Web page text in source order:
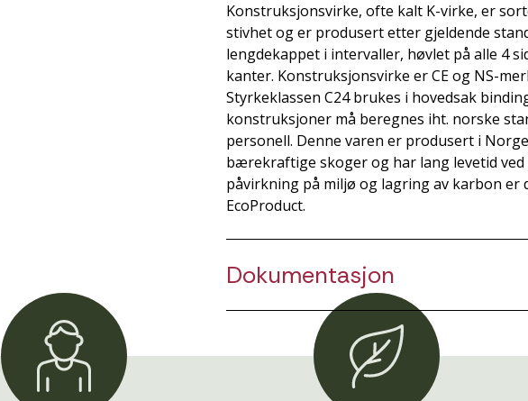
Konstruksjonsvirke, ofte kalt K-virke, er
stivhet og er produsert etter gjeldende
lengdekappet i intervaller, høvlet på alle 4
kanter. Konstruksjonsvirke er CE og NS-
Styrkeklassen C24 brukes i hovedsak
konstruksjoner må beregnes iht. norske
personell. Denne varen er produsert i
bærekraftige skoger og har lang levetid
påvirkning på miljø og lagring av karbon er
EcoProduct.
Dokumentasjon